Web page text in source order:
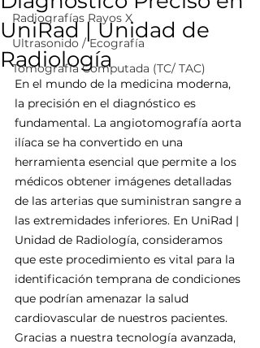
Radiografías Rayos X
Ultrasonido / Ecografía
Tomografía Computada (TC/ TAC)
UniRad | Unidad de
Radiología
En el mundo de la medicina moderna,
la precisión en el diagnóstico es
fundamental. La angiotomografía aorta
ilíaca se ha convertido en una
herramienta esencial que permite a los
médicos obtener imágenes detalladas
de las arterias que suministran sangre a
las extremidades inferiores. En UniRad |
Unidad de Radiología, consideramos
que este procedimiento es vital para la
identificación temprana de condiciones
que podrían amenazar la salud
cardiovascular de nuestros pacientes.
Gracias a nuestra tecnología avanzada,